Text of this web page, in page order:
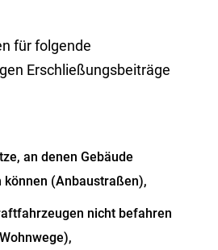
für folgende
Erschließungsbeiträge
an denen Gebäude
(Anbaustraßen),
nicht befahren